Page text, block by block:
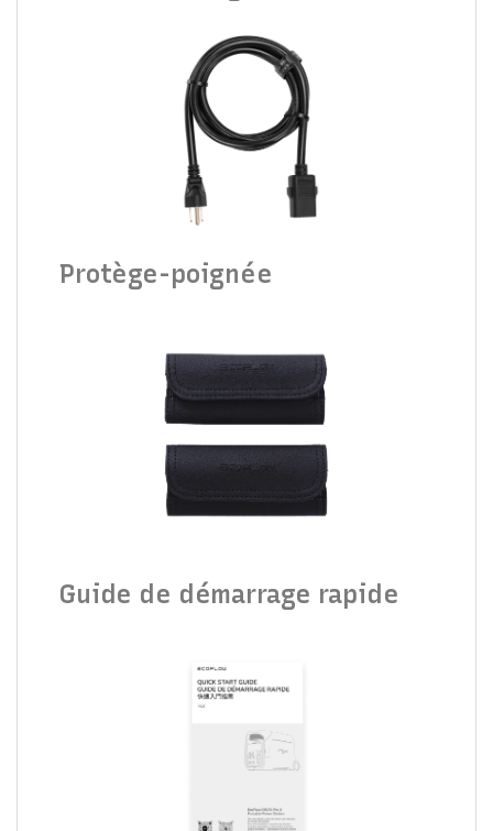
Protège-poignée
Guide de démarrage rapide